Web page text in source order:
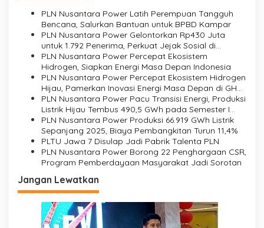
PLN Nusantara Power Latih Perempuan Tangguh
Bencana, Salurkan Bantuan untuk BPBD Kampar
PLN Nusantara Power Gelontorkan Rp430 Juta
untuk 1.792 Penerima, Perkuat Jejak Sosial di
Daerah Operasi
PLN Nusantara Power Percepat Ekosistem
Hidrogen, Siapkan Energi Masa Depan Indonesia
PLN Nusantara Power Percepat Ekosistem Hidrogen
Hijau, Pamerkan Inovasi Energi Masa Depan di GHES
2026
PLN Nusantara Power Pacu Transisi Energi, Produksi
Listrik Hijau Tembus 490,5 GWh pada Semester I
2026
PLN Nusantara Power Produksi 66.919 GWh Listrik
Sepanjang 2025, Biaya Pembangkitan Turun 11,4%
PLTU Jawa 7 Disulap Jadi Pabrik Talenta PLN
PLN Nusantara Power Borong 22 Penghargaan CSR,
Program Pemberdayaan Masyarakat Jadi Sorotan
Jangan Lewatkan